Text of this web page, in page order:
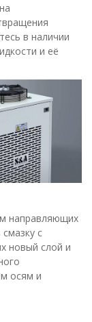
в наличии
и её
направляющих
с
новый слой и
осям и